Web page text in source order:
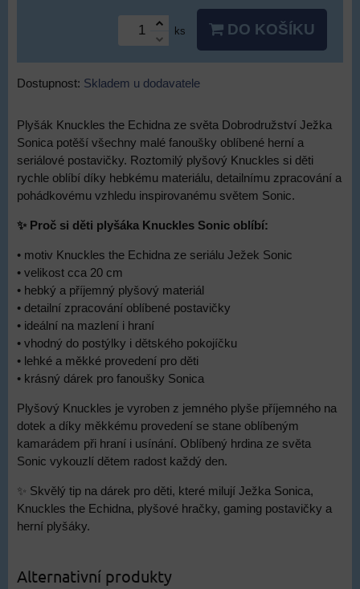
ks DO KOŠÍKU
Dostupnost: Skladem u dodavatele
Plyšák Knuckles the Echidna ze světa Dobrodružství Ježka
Sonica potěší všechny malé fanoušky oblíbené herní a
seriálové postavičky. Roztomilý plyšový Knuckles si děti
rychle oblíbí díky hebkému materiálu, detailnímu zpracování a
pohádkovému vzhledu inspirovanému světem Sonic.
✨ Proč si děti plyšáka Knuckles Sonic oblíbí:
• motiv Knuckles the Echidna ze seriálu Ježek Sonic
• velikost cca 20 cm
• hebký a příjemný plyšový materiál
• detailní zpracování oblíbené postavičky
• ideální na mazlení i hraní
• vhodný do postýlky i dětského pokojíčku
• lehké a měkké provedení pro děti
• krásný dárek pro fanoušky Sonica
Plyšový Knuckles je vyroben z jemného plyše příjemného na
dotek a díky měkkému provedení se stane oblíbeným
kamarádem při hraní i usínání. Oblíbený hrdina ze světa
Sonic vykouzlí dětem radost každý den.
✨ Skvělý tip na dárek pro děti, které milují Ježka Sonica,
Knuckles the Echidna, plyšové hračky, gaming postavičky a
herní plyšáky.
Alternativní produkty